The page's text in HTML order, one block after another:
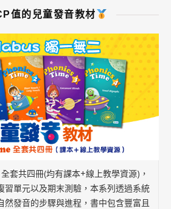
值的兒童發音教材
套共四冊(均有課本+線上教學資源)，
習單元以及期末測驗，本系列透過系統
然發音的步驟與進程，書中包含豐富且